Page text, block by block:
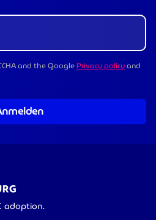
and the GooglePrivacy policyand
adoption.